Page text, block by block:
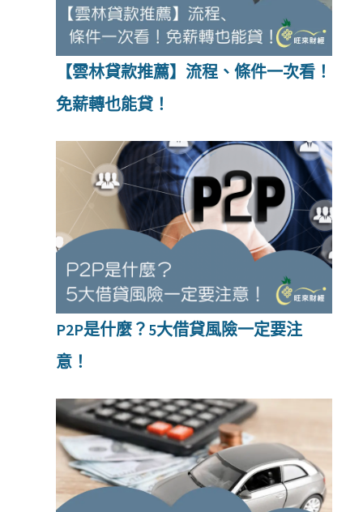
【雲林貸款推薦】流程、條件一次看！
免薪轉也能貸！
P2P是什麼？5大借貸風險一定要注
意！